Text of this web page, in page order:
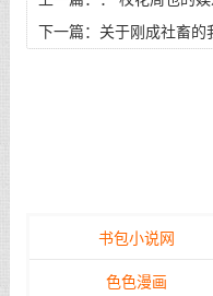
下一篇： 关于刚成社畜的
书包小说网
色色漫画